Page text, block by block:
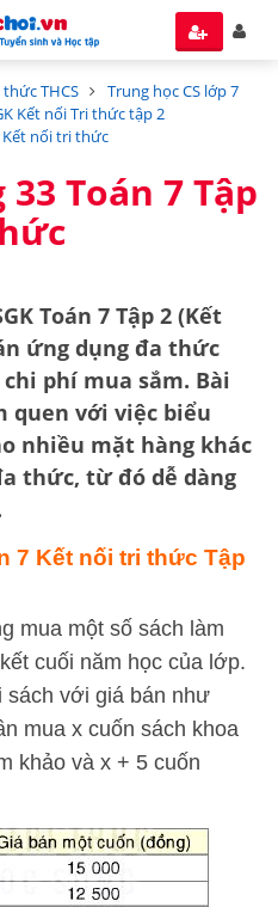
thức THCS
Trung học CS lớp 7
Kết nối Tri thức tập 2
Kết nối tri thức
Toán 7 Tập
Toán 7 Tập 2 (Kết
ứng dụng đa thức
phí mua sắm. Bài
quen với việc biểu
nhiều mặt hàng khác
thức, từ đó dễ dàng
7 Kết nối tri thức Tập
mua một số sách làm
cuối năm học của lớp.
sách với giá bán như
mua x cuốn sách khoa
khảo và x + 5 cuốn